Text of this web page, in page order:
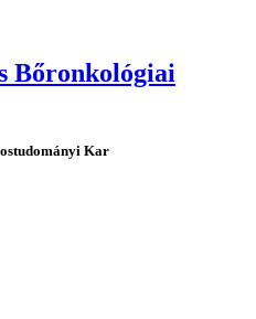
Bőronkológiai
Kar